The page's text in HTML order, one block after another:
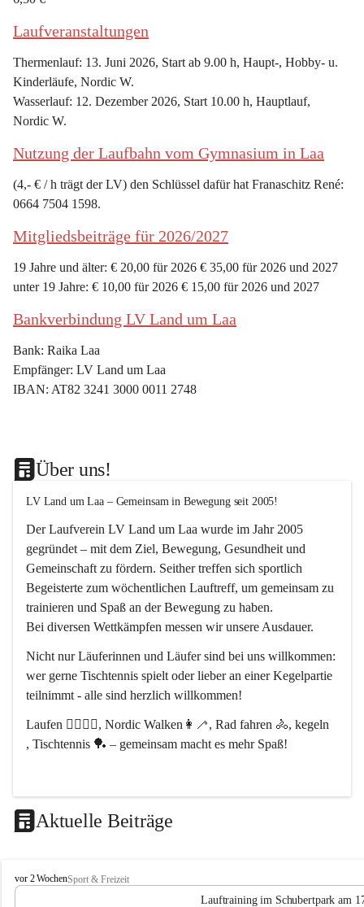
Laufveranstaltungen
Thermenlauf: 13. Juni 2026, Start ab 9.00 h, Haupt-, Hobby- u.
Kinderläufe, Nordic W.
Wasserlauf: 12. Dezember 2026, Start 10.00 h, Hauptlauf,
Nordic W.
Nutzung der Laufbahn vom Gymnasium in Laa
(4,- € / h trägt der LV) den Schlüssel dafür hat Franaschitz René:
0664 7504 1598.
Mitgliedsbeiträge für 2026/2027
19 Jahre und älter: € 20,00 für 2026 € 35,00 für 2026 und 2027
unter 19 Jahre: € 10,00 für 2026 € 15,00 für 2026 und 2027
Bankverbindung LV Land um Laa
Bank: Raika Laa
Empfänger: LV Land um Laa
IBAN: AT82 3241 3000 0011 2748
Über uns!
LV Land um Laa – Gemeinsam in Bewegung seit 2005!
Der Laufverein LV Land um Laa wurde im Jahr 2005
gegründet – mit dem Ziel, Bewegung, Gesundheit und
Gemeinschaft zu fördern. Seither treffen sich sportlich
Begeisterte zum wöchentlichen Lauftreff, um gemeinsam zu
trainieren und Spaß an der Bewegung zu haben.
Bei diversen Wettkämpfen messen wir unsere Ausdauer.
Nicht nur Läuferinnen und Läufer sind bei uns willkommen:
wer gerne Tischtennis spielt oder lieber an einer Kegelpartie
teilnimmt - alle sind herzlich willkommen!
Laufen 🏃‍♂️🏃‍♀️, Nordic Walken👩‍🦯, Rad fahren 🚴, kegeln
, Tischtennis 🏓 – gemeinsam macht es mehr Spaß!
Aktuelle Beiträge
L
V
vor 2 WochenSport & Freizeit
Lauftraining im Schubertpark am